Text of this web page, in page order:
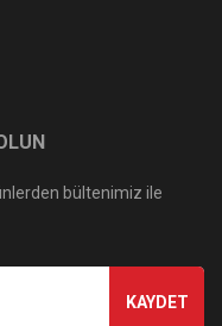
bültenimiz ile
KAYDET